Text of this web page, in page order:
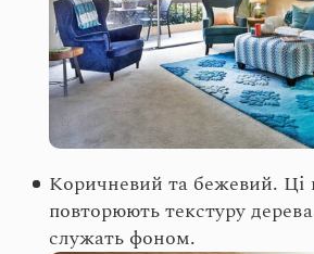
Коричневий та бежевий. Ці
повторюють текстуру
служать фоном.